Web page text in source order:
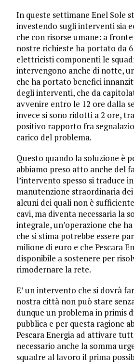
In queste settimane Enel Sole
investendo sugli interventi sia
che con risorse umane: a
nostre richieste ha portato da 6
elettricisti componenti le
intervengono anche di notte,
che ha portato benefici
degli interventi, che da
avvenire entro le 12 ore dalla
invece si sono ridotti a 2 ore,
positivo rapporto fra
carico del problema.
Questo quando la soluzione è
abbiamo preso atto anche del
l’intervento spesso si traduce
manutenzione straordinaria
alcuni dei quali non è
cavi, ma diventa necessaria la
integrale, un’operazione che
che si stima potrebbe essere
milione di euro e che Pescara
disponibile a sostenere per
rimodernare la rete.
E’ un intervento che si dovrà
nostra città non può stare
dunque un problema in primis
pubblica e per questa ragione
Pescara Energia ad attivare
necessario anche la somma
squadre al lavoro il prima